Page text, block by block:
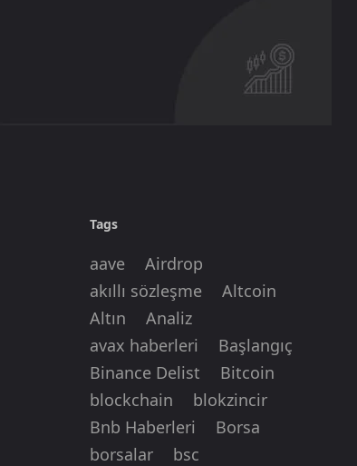
Tags
aave
Airdrop
akıllı sözleşme
Altcoin
Altın
Analiz
avax haberleri
Başlangıç
Binance Delist
Bitcoin
blockchain
blokzincir
Bnb Haberleri
Borsa
borsalar
bsc